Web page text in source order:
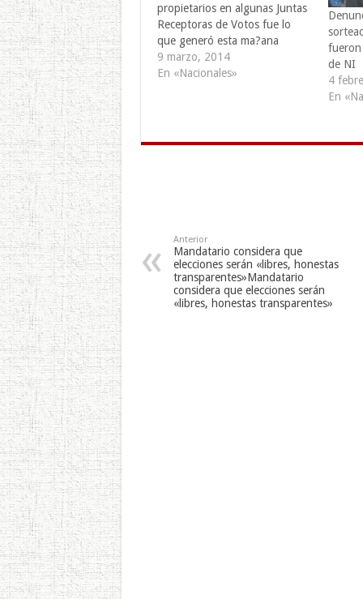
propietarios en algunas Juntas
Receptoras de Votos fue lo
que generó esta ma?ana
diversos contratiempos en el
Centro de Votacion "Centro
9 marzo, 2014
En «Nacionales»
de NI
4
En
Anterior
Mandatario considera que
elecciones serán «libres, honestas
transparentes»Mandatario
considera que elecciones serán
«libres, honestas transparentes»